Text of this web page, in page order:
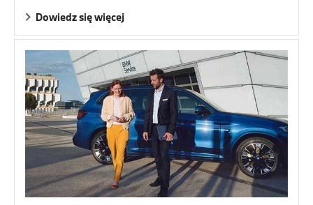
Dowiedz się więcej